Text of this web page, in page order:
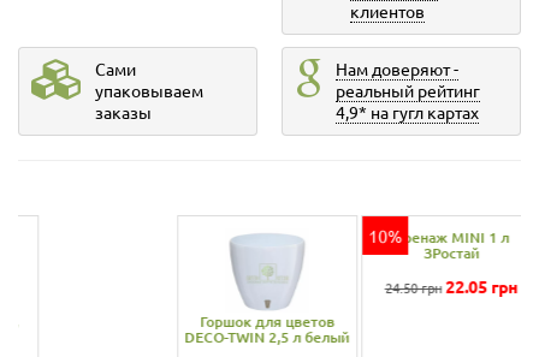
клиентов
Сами
упаковываем
заказы
Нам доверяют -
реальный рейтинг
4,9* на гугл картах
Горшок для цветов
DECO-TWIN 2,5 л белый
10%
Дренаж MINI 1 л
ЗРостай